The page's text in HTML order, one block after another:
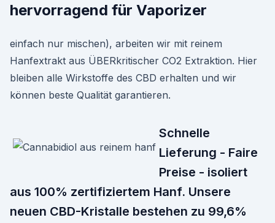
hervorragend für Vaporizer
einfach nur mischen), arbeiten wir mit reinem
Hanfextrakt aus ÜBERkritischer CO2 Extraktion. Hier
bleiben alle Wirkstoffe des CBD erhalten und wir
können beste Qualität garantieren.
Schnelle
Lieferung - Faire
Preise - isoliert
aus 100% zertifiziertem Hanf. Unsere
neuen CBD-Kristalle bestehen zu 99,6%